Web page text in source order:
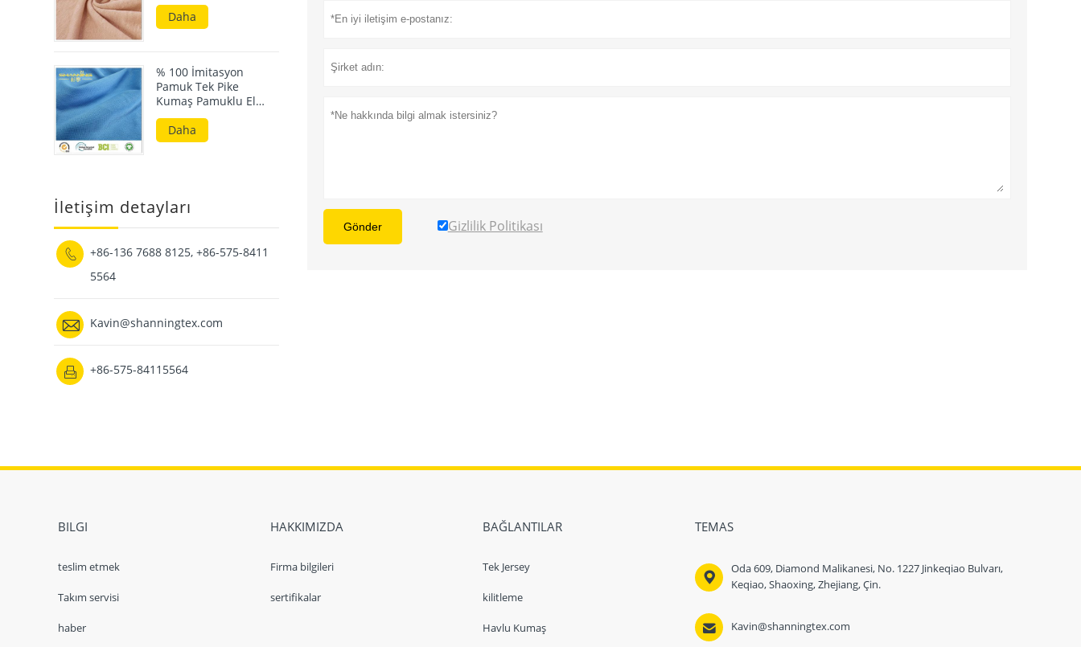
Gönder Gizlilik Politikası
Daha
% 100 İmitasyon
Pamuk Tek Pike
Kumaş Pamuklu El
Duygusu ile Katı
Boyalı
Daha
İletişim detayları

+86-136 7688 8125, +86-575-8411
5564
 Kavin@shanningtex.com
 +86-575-84115564
BILGI
teslim etmek
Takım servisi
haber
HAKKIMIZDA
Firma bilgileri
sertifikalar
BAĞLANTILAR
Tek Jersey
kilitleme
Havlu Kumaş
TEMAS

Oda 609, Diamond Malikanesi, No. 1227 Jinkeqiao Bulvarı,
Keqiao, Shaoxing, Zhejiang, Çin.
 Kavin@shanningtex.com